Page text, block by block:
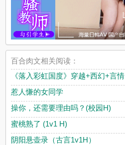
百合肉文相关阅读：
《落入彩虹国度》穿越+西幻+言情
惹人慊的女同学
操你，还需要理由吗？(校园H)
蜜桃熟了 (1v1 H)
阴阳悬壶录（古言1v1H）